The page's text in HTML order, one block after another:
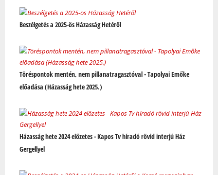
Beszélgetés a 2025-ös Házasság Hetéről
Töréspontok mentén, nem pillanatragasztóval - Tapolyai Emőke
előadása (Házasság hete 2025.)
Házasság hete 2024 előzetes - Kapos Tv híradó rövid interjú Ház
Gergellyel